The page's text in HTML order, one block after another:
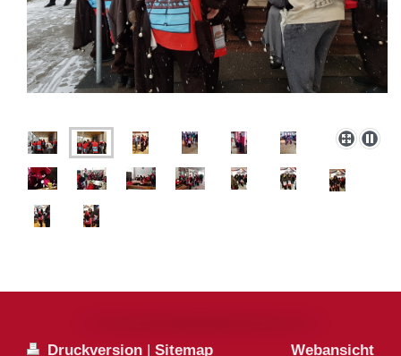
Druckversion | Sitemap Webansicht